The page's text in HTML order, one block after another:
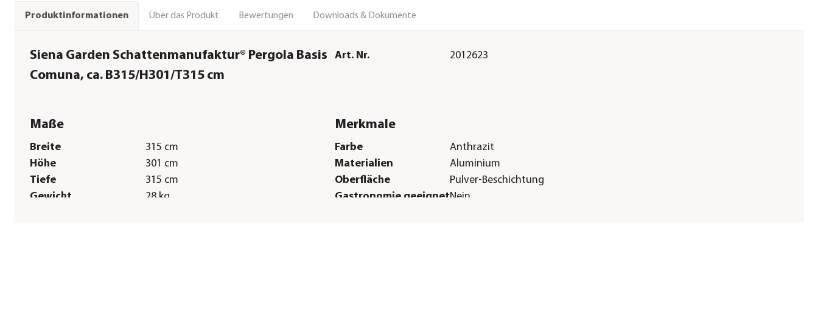
Produktinformationen Über das Produkt Bewertungen Downloads & Dokumente
Siena Garden Schattenmanufaktur® Pergola Basis
Comuna, ca. B315/H301/T315 cm
Art. Nr. 2012623
Maße
Breite
315 cm
Höhe
301 cm
Tiefe
315 cm
Gewicht
28 kg
Merkmale
Farbe
Anthrazit
Materialien
Aluminium
Oberfläche
Pulver-Beschichtung
Gastronomie geeignetNein